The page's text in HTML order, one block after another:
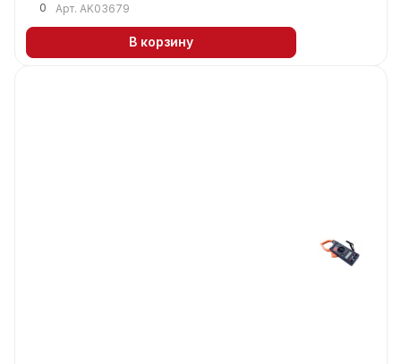
0 Арт. AK03679
В корзину